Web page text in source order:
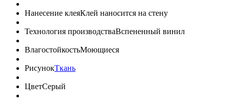
Нанесение клеяКлей наносится на стену
Технология производстваВспененный винил
ВлагостойкостьМоющиеся
РисунокТкань
ЦветСерый